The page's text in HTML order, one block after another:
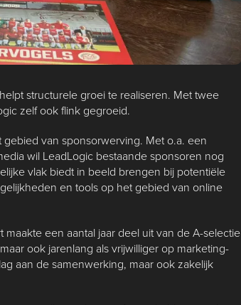
structurele groei te realiseren. Met twee
zelf ook flink gegroeid.
van sponsorwerving. Met o.a. een
wil LeadLogic bestaande sponsoren nog
vlak biedt in beeld brengen bij potentiële
en tools op het gebied van online
een aantal jaar deel uit van de A-selectie
ook jarenlang als vrijwilliger op marketing-
aan de samenwerking, maar ook zakelijk